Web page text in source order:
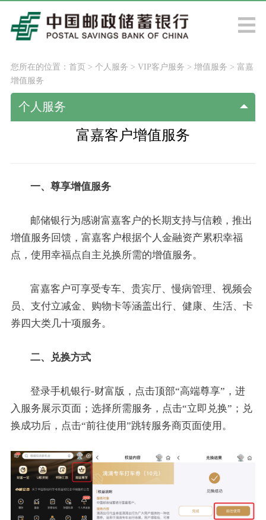
您所在的位置： 首页> 个人服务 > VIP客户服务 > 增值服务 > 富嘉
增值服务
个人服务
富嘉客户增值服务
一、尊享增值服务
邮储银行为感谢富嘉客户的长期支持与信赖，推出
增值服务回馈，富嘉客户根据个人金融资产累积幸福
点，使用幸福点自主兑换所需的增值服务。
富嘉客户可享受专车、贵宾厅、慢病管理、视频会
员、支付立减金、购物卡等涵盖出行、健康、生活、卡
券四大类几十项服务。
二、兑换方式
登录手机银行-财富版，点击顶部“高端尊享”，进
入服务展示页面；选择所需服务，点击“立即兑换”；兑
换成功后，点击“前往使用”跳转服务商页面使用。